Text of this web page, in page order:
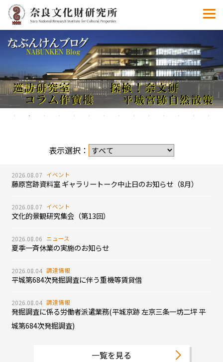
2026.08.07 イベント
藤原宮跡資料室 ギャラリートーク中止日のお知らせ（8月）
2026.08.07 イベント
文化的景観研究集会（第13回）
2026.08.06 ニュース
夏季一斉休業の実施のお知らせ
2026.08.04 調達情報
平城第684次発掘調査に伴う重機等賃貸借
2026.08.04 調達情報
発掘調査に係る労働者派遣業務(平城京跡 左京三条一坊二坪 平
城第684次発掘調査)
一覧を見る